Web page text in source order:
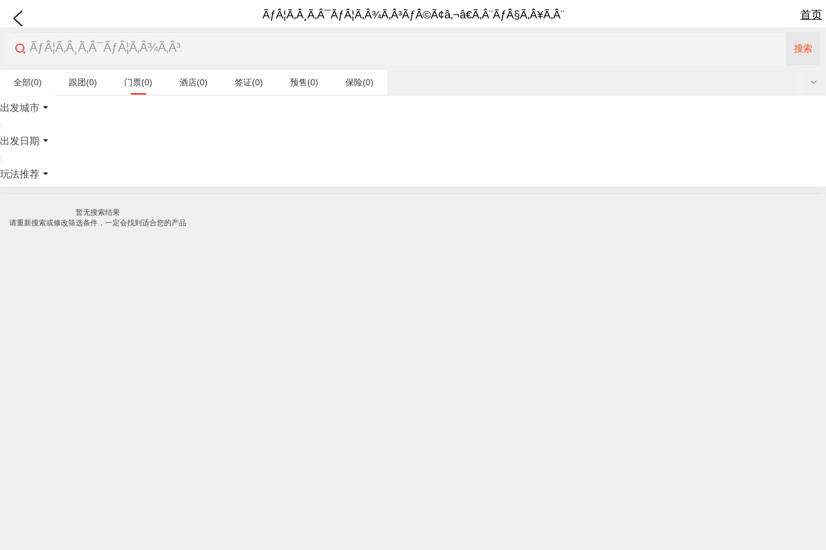
ÃƒÂ¦Ã‚Â¸Ã‚Â¯ÃƒÂ¦Ã‚Â¾Ã‚Â³ÃƒÂ©Ã¢â‚¬â€Ã‚Â¨ÃƒÂ§Ã‚Â¥Ã‚Â¨ 首页
搜索
全部(0) 跟团(0) 门票(0) 酒店(0) 签证(0) 预售(0) 保险(0)
特产商品(0)
出发城市
|
出发日期
|
玩法推荐
暂无搜索结果
请重新搜索或修改筛选条件，一定会找到适合您的产品